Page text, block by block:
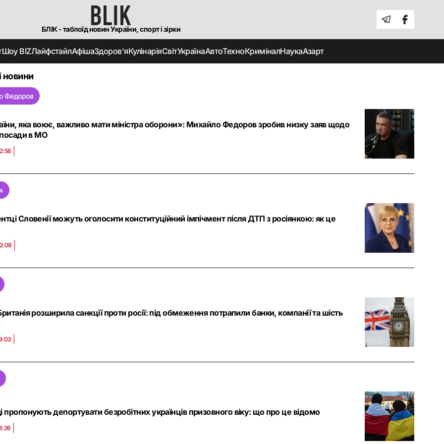
БЛІК - таблоїд новин України, спорт і зірки
Шоу BIZЛайфстайлАфішаЗдоров'яКулінаріяСвітУкраїнаАвтоТехноКриміналНаукаАзарт
новини
Федоров
яка воює, важливо мати міністра оборони»: Михайло Федоров зробив низку заяв щодо
посади в МО
Словенії можуть оголосити конституційний імпічмент після ДТП з росіянкою: як це
розширила санкції проти росії: під обмеження потрапили банки, компанії та шість
пропонують депортувати безробітних українців призовного віку: що про це відомо